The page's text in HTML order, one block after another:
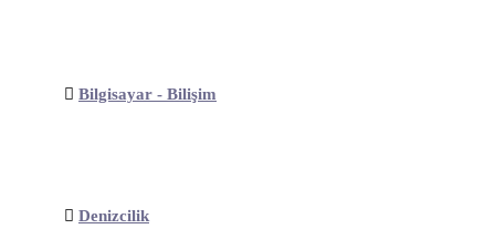
Bilgisayar - Bilişim
Denizcilik